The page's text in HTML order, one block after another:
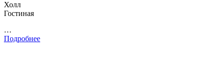
Холл
Гостиная
…
Подробнее